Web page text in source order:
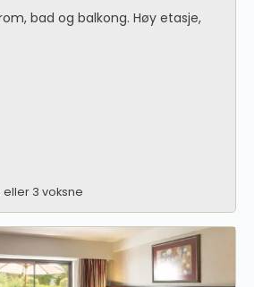
bad og balkong. Høy etasje,
3 voksne